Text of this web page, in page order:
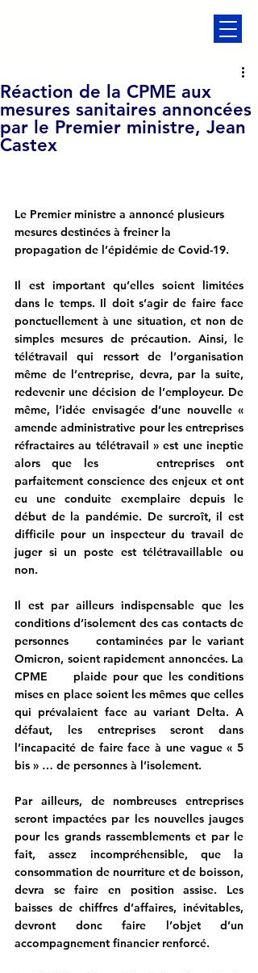
Réaction de la CPME aux
mesures sanitaires annoncées
par le Premier ministre, Jean
Castex
Le Premier ministre a annoncé plusieurs
mesures destinées à freiner la
propagation de l’épidémie de Covid-19.
Il est important qu’elles soient limitées
dans le temps. Il doit s’agir de faire face
ponctuellement à une situation, et non de
simples mesures de précaution. Ainsi, le
télétravail qui ressort de l’organisation
même de l’entreprise, devra, par la suite,
redevenir une décision de l’employeur. De
même, l’idée envisagée d’une nouvelle «
amende administrative pour les entreprises
réfractaires au télétravail » est une ineptie
alors que les     entreprises ont
parfaitement conscience des enjeux et ont
eu une conduite exemplaire depuis le
début de la pandémie. De surcroît, il est
difficile pour un inspecteur du travail de
juger si un poste est télétravaillable ou
non.
Il est par ailleurs indispensable que les
conditions d’isolement des cas contacts de
personnes     contaminées par le variant
Omicron, soient rapidement annoncées. La
CPME     plaide pour que les conditions
mises en place soient les mêmes que celles
qui prévalaient face au variant Delta. A
défaut, les entreprises seront dans
l’incapacité de faire face à une vague « 5
bis » … de personnes à l’isolement.
Par ailleurs, de nombreuses entreprises
seront impactées par les nouvelles jauges
pour les grands rassemblements et par le
fait, assez incompréhensible, que la
consommation de nourriture et de boisson,
devra se faire en position assise. Les
baisses de chiffres d’affaires, inévitables,
devront donc faire l’objet d’un
accompagnement financier renforcé.